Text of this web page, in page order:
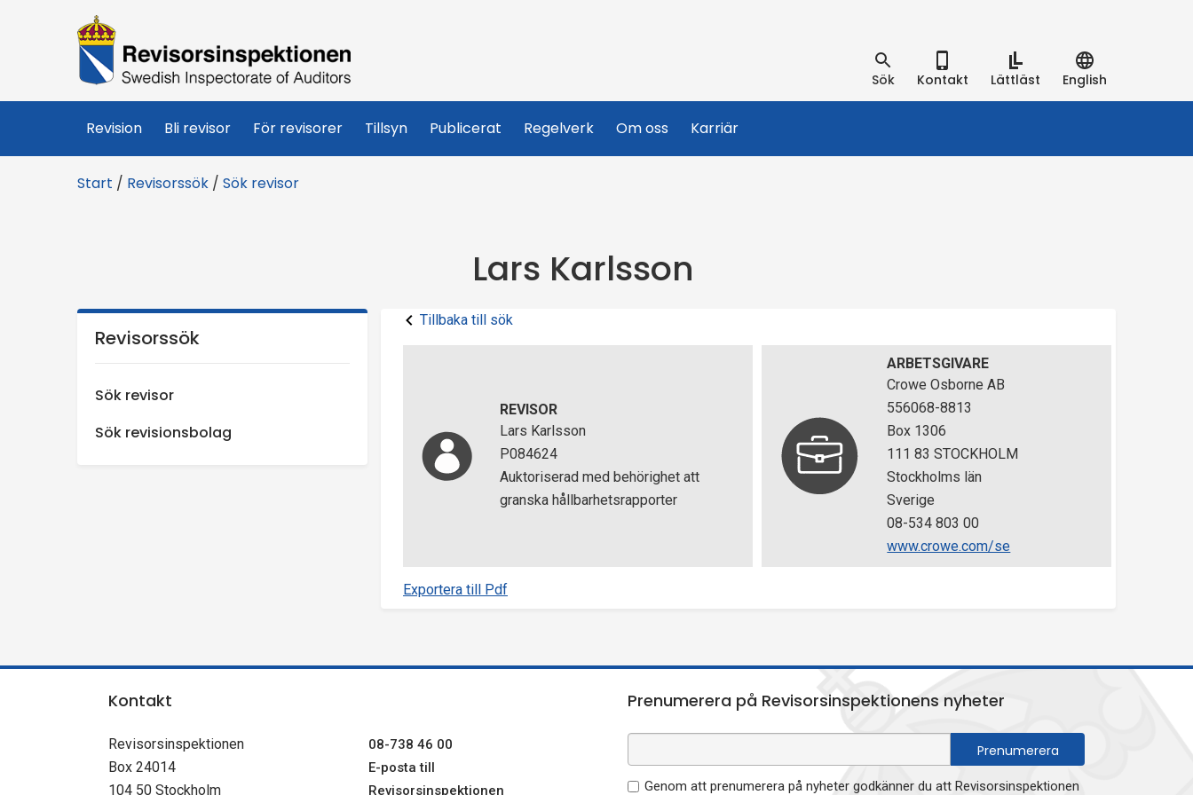
R
e
v
i
r
n
t
Sök Kontakt Lättläst English
Revision Bli revisor För revisorer Tillsyn Publicerat Regelverk Om oss Karriär
Start / Revisorssök / Sök revisor
Lars Karlsson
Tillbaka till sök
REVISOR
Lars Karlsson
P084624
Auktoriserad med behörighet att
granska hållbarhetsrapporter
ARBETSGIVARE
Crowe Osborne AB
556068-8813
Box 1306
111 83 STOCKHOLM
Stockholms län
Sverige
08-534 803 00
www.crowe.com/se
Exportera till Pdf
Revisorssök
Sök revisor
Sök revisionsbolag
Kontakt
Revisorsinspektionen
Box 24014
104 50 Stockholm
08-738 46 00
E-posta till
Revisorsinspektionen
Prenumerera på Revisorsinspektionens nyheter
Genom att prenumerera på nyheter godkänner du att Revisorsinspektionen